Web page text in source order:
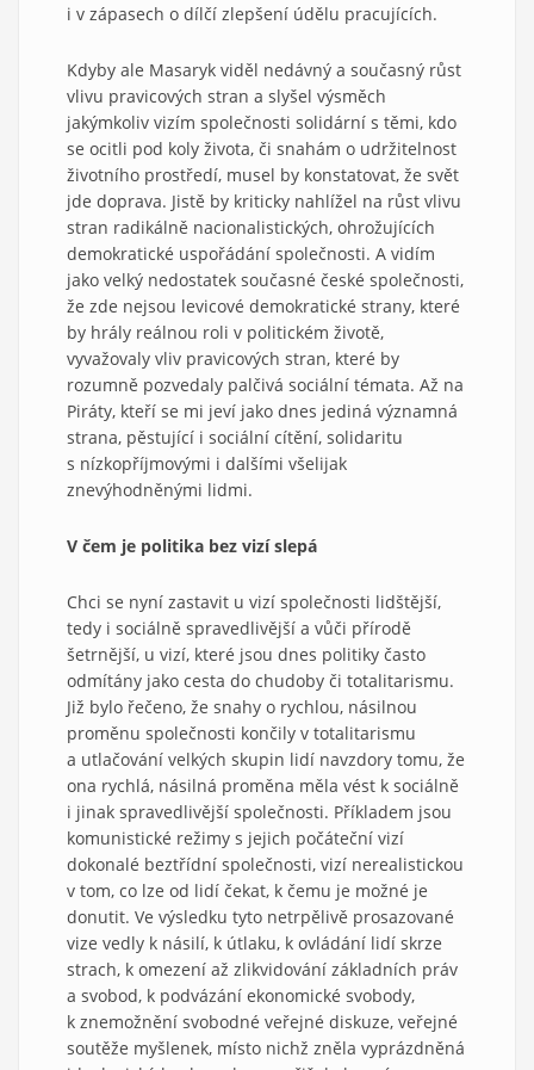
i v zápasech o dílčí zlepšení údělu pracujících.
Kdyby ale Masaryk viděl nedávný a současný růst
vlivu pravicových stran a slyšel výsměch
jakýmkoliv vizím společnosti solidární s těmi, kdo
se ocitli pod koly života, či snahám o udržitelnost
životního prostředí, musel by konstatovat, že svět
jde doprava. Jistě by kriticky nahlížel na růst vlivu
stran radikálně nacionalistických, ohrožujících
demokratické uspořádání společnosti. A vidím
jako velký nedostatek současné české společnosti,
že zde nejsou levicové demokratické strany, které
by hrály reálnou roli v politickém životě,
vyvažovaly vliv pravicových stran, které by
rozumně pozvedaly palčivá sociální témata. Až na
Piráty, kteří se mi jeví jako dnes jediná významná
strana, pěstující i sociální cítění, solidaritu
s nízkopříjmovými i dalšími všelijak
znevýhodněnými lidmi.
V čem je politika bez vizí slepá
Chci se nyní zastavit u vizí společnosti lidštější,
tedy i sociálně spravedlivější a vůči přírodě
šetrnější, u vizí, které jsou dnes politiky často
odmítány jako cesta do chudoby či totalitarismu.
Již bylo řečeno, že snahy o rychlou, násilnou
proměnu společnosti končily v totalitarismu
a utlačování velkých skupin lidí navzdory tomu, že
ona rychlá, násilná proměna měla vést k sociálně
i jinak spravedlivější společnosti. Příkladem jsou
komunistické režimy s jejich počáteční vizí
dokonalé beztřídní společnosti, vizí nerealistickou
v tom, co lze od lidí čekat, k čemu je možné je
donutit. Ve výsledku tyto netrpělivě prosazované
vize vedly k násilí, k útlaku, k ovládání lidí skrze
strach, k omezení až zlikvidování základních práv
a svobod, k podvázání ekonomické svobody,
k znemožnění svobodné veřejné diskuze, veřejné
soutěže myšlenek, místo nichž zněla vyprázdněná